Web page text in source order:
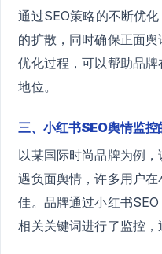
通过SEO策略的不断优
的扩散，同时确保正面
优化过程，可以帮助品
地位。
三、小红书SEO舆情监控
以某国际时尚品牌为例
遇负面舆情，许多用户
佳。品牌通过小红书
相关关键词进行了监控，